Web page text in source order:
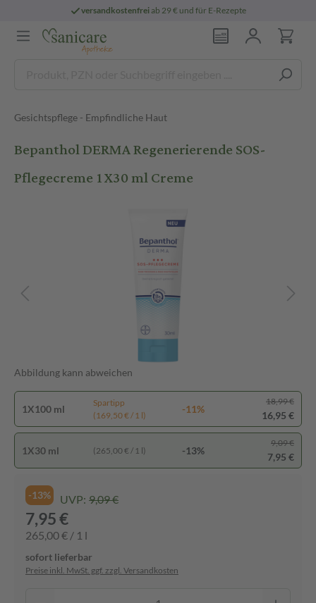
versandkostenfreiab 29 € und für E-Rezepte
Gesichtspflege - Empfindliche Haut
Bepanthol DERMA Regenerierende SOS-
Pflegecreme 1X30 ml Creme
Abbildung kann abweichen
1X100 ml
Spartipp
(169,50 € / 1 l)
-11%
18,99 €
16,95 €
1X30 ml (265,00 € / 1 l) -13%
9,09 €
7,95 €
-13% UVP: 9,09 €
7,95 €
265,00 € / 1 l
sofort lieferbar
Preise inkl. MwSt. ggf. zzgl. Versandkosten